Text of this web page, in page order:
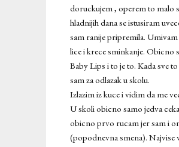
doruckujem , operem to malo
hladnijih dana se istusiram
sam ranije pripremila.
lice i krece sminkanje. Obicno
Baby Lips i to je to. Kada sve
sam za odlazak u skolu.
Izlazim iz kuce i vidim da me
U skoli obicno samo jedva
obicno prvo rucam jer sam i
(popodnevna smena). Najvise